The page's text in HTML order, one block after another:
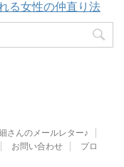
る女性の仲直り法
さんのメールレター♪
お問い合わせ
プロ